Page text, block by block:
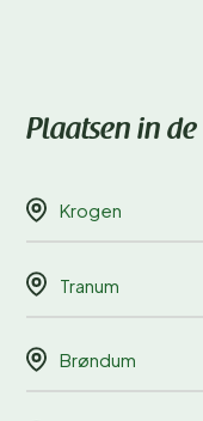
Plaatsen in
Krogen
Tranum
Brøndum